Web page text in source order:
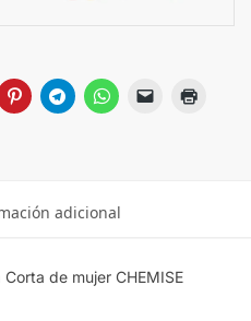
adicional
de mujer CHEMISE